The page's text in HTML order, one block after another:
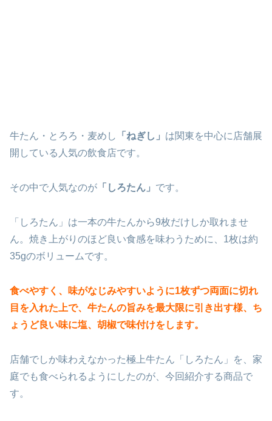
牛たん・とろろ・麦めし 「ねぎし」 は関東を中心に店舗展
開している人気の飲食店です。
その中で人気なのが 「しろたん」 です。
「しろたん」は一本の牛たんから9枚だけしか取れませ
ん。焼き上がりのほど良い食感を味わうために、1枚は約
35gのボリュームです。
食べやすく、味がなじみやすいように1枚ずつ両面に切れ
目を入れた上で、牛たんの旨みを最大限に引き出す様、ち
ょうど良い味に塩、胡椒で味付けをします。
店舗でしか味わえなかった極上牛たん「しろたん」を、家
庭でも食べられるようにしたのが、今回紹介する商品で
す。